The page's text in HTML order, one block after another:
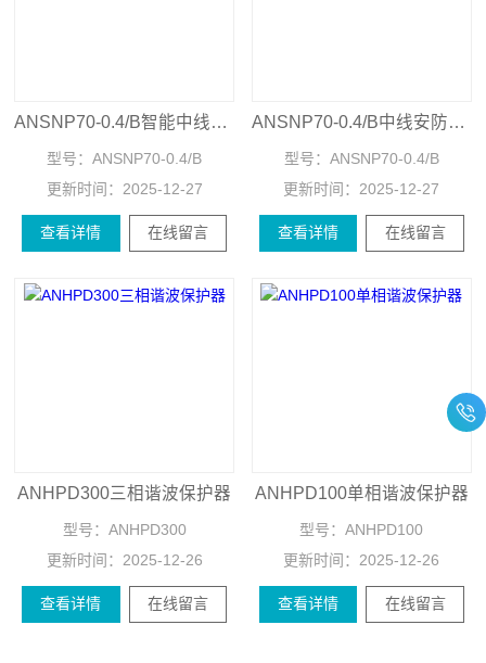
ANSNP70-0.4/B智能中线保护装置
型号： ANSNP70-0.4/B
更新时间： 2025-12-27
查看详情 在线留言
ANSNP70-0.4/B中线安防保护器
型号： ANSNP70-0.4/B
更新时间： 2025-12-27
查看详情 在线留言
ANHPD300三相谐波保护器
型号： ANHPD300
更新时间： 2025-12-26
查看详情 在线留言
ANHPD100单相谐波保护器
型号：ANHPD100
更新时间： 2025-12-26
查看详情 在线留言